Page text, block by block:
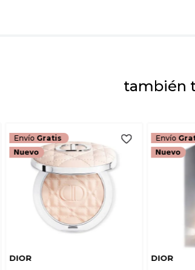
también
Envío Gratis
DIOR
Envío
DIOR